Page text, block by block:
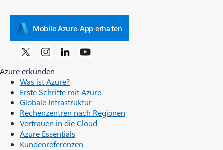
Mobile Azure-App erhalten
Azure erkunden
Was ist Azure?
Erste Schritte mit Azure
Globale Infrastruktur
Rechenzentren nach Regionen
Vertrauen in die Cloud
Azure Essentials
Kundenreferenzen